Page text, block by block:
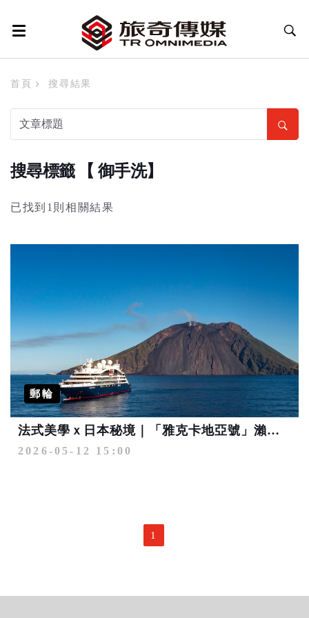
首頁 搜尋結果
搜尋標籤 【 御手洗】
已找到1則相關結果
郵輪
法式美學ｘ日本秘境｜「雅克卡地亞號」瀨戶內、釜山、九州 心發現之旅
2026-05-12 15:00
1